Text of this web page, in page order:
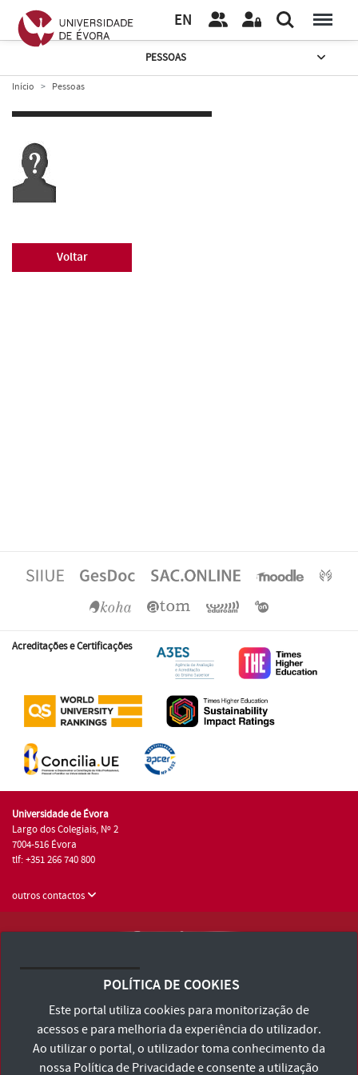
EN
PESSOAS
Início Pessoas
Voltar
Acreditações e Certificações
Universidade de Évora
Largo dos Colegiais, Nº 2
7004-516 Évora
tlf: +351 266 740 800
outros contactos
Consulte os Termos e Condições e Política de Privacidade
Declaração de Acessibilidade
POLÍTICA DE COOKIES
Este portal utiliza cookies para monitorização de
acessos e para melhoria da experiência do utilizador.
Ao utilizar o portal, o utilizador toma conhecimento da
nossa Política de Privacidadee consente a utilização